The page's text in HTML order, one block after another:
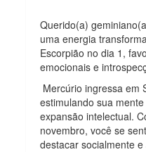
Querido(a)
uma energia
Escorpião no dia 1,
emocionais e
Mercúrio ingressa em
estimulando sua
expansão intelectual.
novembro, você se
destacar socialmente